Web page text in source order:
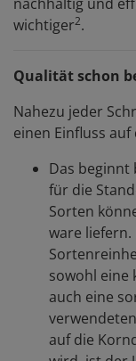
wichtiger2.
Qualität schon
Nahezu jeder
einen Einfluss
Das beginnt
für die
Sorten
ware liefern.
sowohl eine
auch eine
auf die